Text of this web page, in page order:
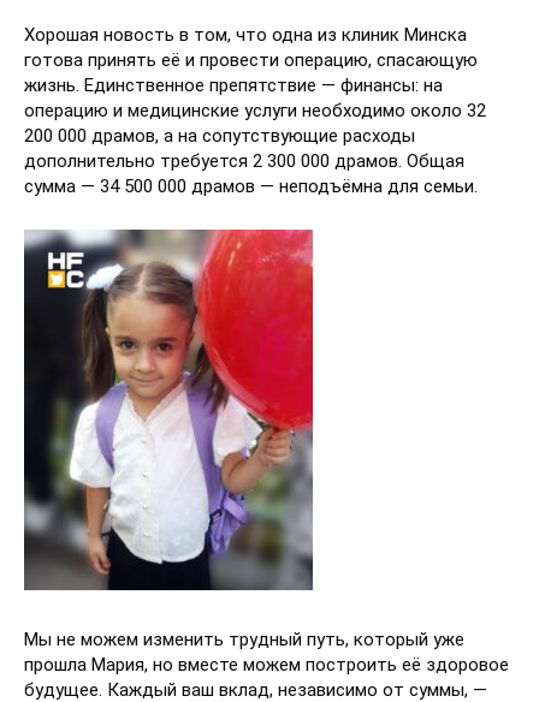
Хорошая новость в том, что одна из клиник Минска
готова принять её и провести операцию, спасающую
жизнь. Единственное препятствие — финансы: на
операцию и медицинские услуги необходимо около 32
200 000 драмов, а на сопутствующие расходы
дополнительно требуется 2 300 000 драмов. Общая
сумма — 34 500 000 драмов — неподъёмна для семьи.
Мы не можем изменить трудный путь, который уже
прошла Мария, но вместе можем построить её здоровое
будущее. Каждый ваш вклад, независимо от суммы, —